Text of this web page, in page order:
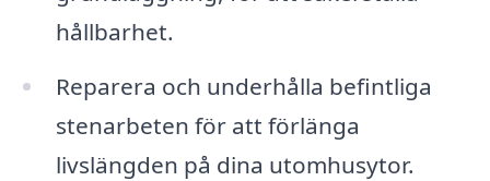
hållbarhet.
Reparera och underhålla befintliga
stenarbeten för att förlänga
livslängden på dina utomhusytor.